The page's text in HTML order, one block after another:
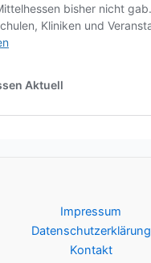
Impressum
Datenschutzerklärung
Kontakt